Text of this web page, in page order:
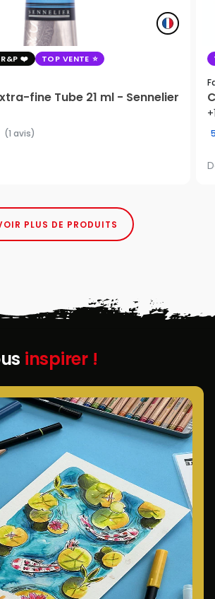
TOP VENTE
fine Tube 21 ml - Sennelier
(1 avis)
PLUS DE PRODUITS
inspirer !